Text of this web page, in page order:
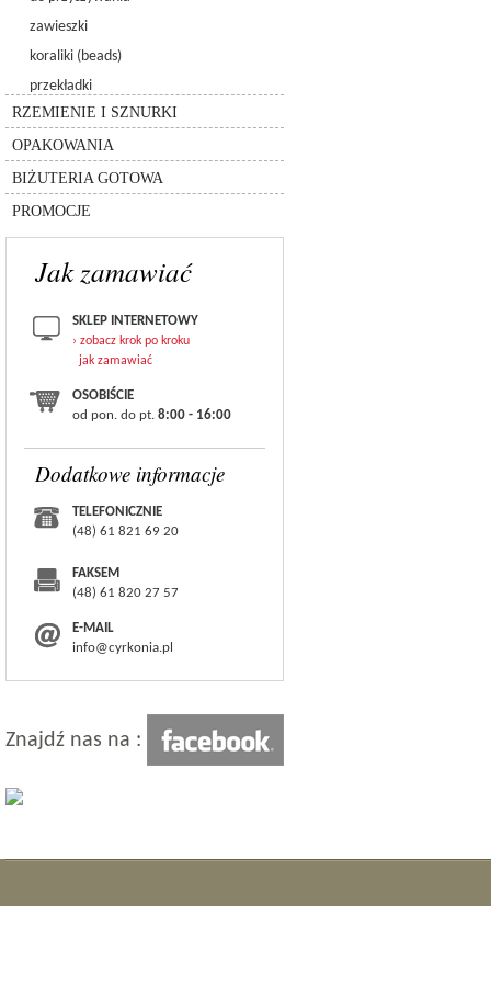
zawieszki
6480 - spike pendant
6049
koraliki (beads)
8558-lighting collection
przekładki
RZEMIENIE I SZNURKI
rzemień
silikon
sznurki
OPAKOWANIA
inne
pudełka
torebki
BIŻUTERIA GOTOWA
łańcuszki
inne
bransolety
zestawy
PROMOCJE
Jak zamawiać
SKLEP INTERNETOWY
› zobacz krok po kroku
jak zamawiać
OSOBIŚCIE
od pon. do pt. 8:00 - 16:00
Dodatkowe informacje
TELEFONICZNIE
(48) 61 821 69 20
FAKSEM
(48) 61 820 27 57
E-MAIL
info@cyrkonia.pl
Znajdź nas na :